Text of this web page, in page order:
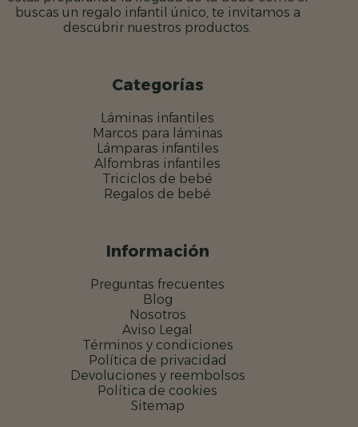
buscas un regalo infantil único, te invitamos a
descubrir nuestros productos.
Categorías
Láminas infantiles
Marcos para láminas
Lámparas infantiles
Alfombras infantiles
Triciclos de bebé
Regalos de bebé
Información
Preguntas frecuentes
Blog
Nosotros
Aviso Legal
Términos y condiciones
Política de privacidad
Devoluciones y reembolsos
Política de cookies
Sitemap